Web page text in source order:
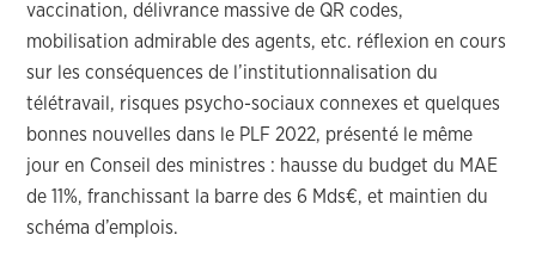
vaccination, délivrance massive de QR codes,
mobilisation admirable des agents, etc. réflexion en cours
sur les conséquences de l’institutionnalisation du
télétravail, risques psycho-sociaux connexes et quelques
bonnes nouvelles dans le PLF 2022, présenté le même
jour en Conseil des ministres : hausse du budget du MAE
de 11%, franchissant la barre des 6 Mds€, et maintien du
schéma d’emplois.